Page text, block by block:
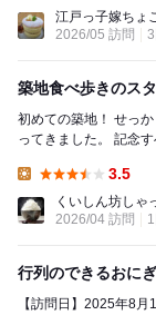
江戸っ子嫁ちょ
2026/05 訪問
築地食べ歩きのス
初めての築地！ せっかくなら憧れの食べ歩きをしたい！ということでや
ってきました。 記念すべき1店舗目は、前から気になっていたおにぎり屋
3.5
くいしん坊しゃ
2026/04 訪問
行列のできるおに
【訪問日】2025年8月11日 今日は祝日「山の日」です。8月